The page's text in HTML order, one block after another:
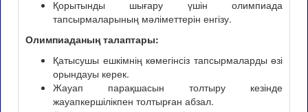
Қорытынды шығару үшін олимпиада
тапсырмаларының мәліметтерін енгізу.
Олимпиаданың талаптары:
Қатысушы ешкімнің көмегінсіз тапсырмаларды өзі
орындауы керек.
Жауап парақшасын толтыру кезінде
жауапкершілікпен толтырған абзал.